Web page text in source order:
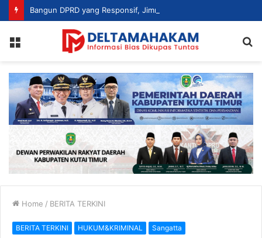
Home / BERITA TERKINI
BERITA TERKINI HUKUM&KRIMINAL Sangatta